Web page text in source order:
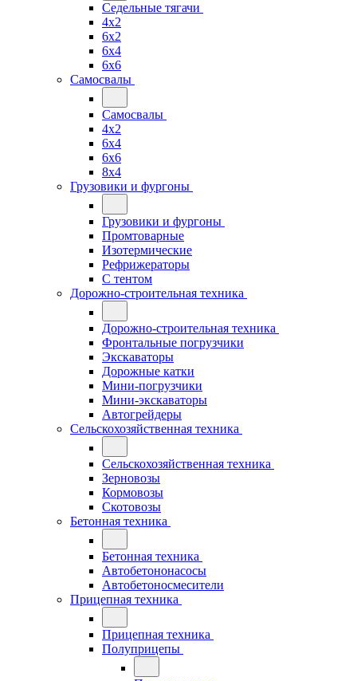
Седельные тягачи
4x2
6x2
6x4
6x6
Самосвалы
Самосвалы
4x2
6x4
6x6
8x4
Грузовики и фургоны
Грузовики и фургоны
Промтоварные
Изотермические
Рефрижераторы
С тентом
Дорожно-строительная техника
Дорожно-строительная техника
Фронтальные погрузчики
Экскаваторы
Дорожные катки
Мини-погрузчики
Мини-экскаваторы
Автогрейдеры
Сельскохозяйственная техника
Сельскохозяйственная техника
Зерновозы
Кормовозы
Скотовозы
Бетонная техника
Бетонная техника
Автобетононасосы
Автобетоносмесители
Прицепная техника
Прицепная техника
Полуприцепы